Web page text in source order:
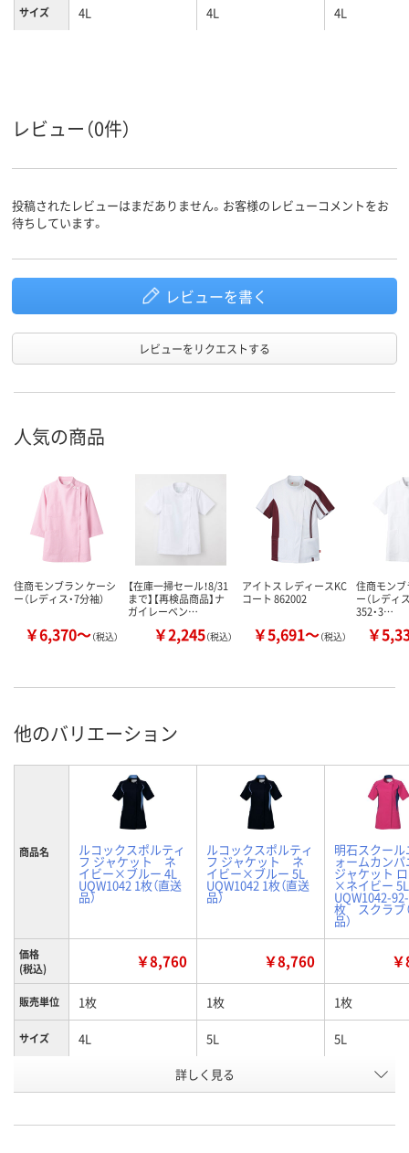
サイズ 4L 4L 4L
レビュー（0件）
投稿されたレビューはまだありません。お客様のレビューコメントをお
待ちしています。
レビューを書く
レビューをリクエストする
人気の商品
住商モンブラン ケーシ
ー（レディス・7分袖）
￥6,370～（税込）
【在庫一掃セール！8/31
まで】【再検品商品】ナ
ガイレーベン…
￥2,245（税込）
アイトス レディースKC
コート 862002
￥5,691～（税込）
住商モン
ー（レディ
352・3…
￥
他のバリエーション
商品名 ルコックスポルティ
フ ジャケット ネ
イビー×ブルー 4L
UQW1042 1枚（直送
品）
ルコックスポルティ
フ ジャケット ネ
イビー×ブルー 5L
UQW1042 1枚（直送
品）
明石スクー
ォームカンパ
ジャケット
×ネイビー 5L
UQW1042-
枚 スクラブ
品）
価格
(税込)
￥8,760 ￥8,760
販売単位 1枚 1枚 1枚
サイズ 4L 5L 5L
ネイビー×ブルー ローズ×ネ
号
詳しく見る